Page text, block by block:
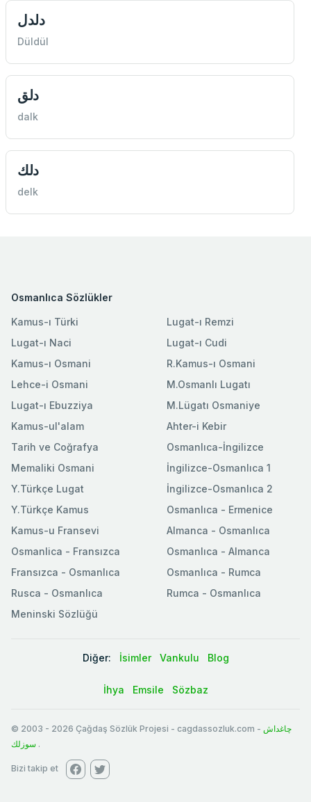
دلدل
Düldül
دلق
dalk
دلك
delk
Osmanlıca Sözlükler
Kamus-ı Türki
Lugat-ı Naci
Kamus-ı Osmani
Lehce-i Osmani
Lugat-ı Ebuzziya
Lugat-ı Remzi
Lugat-ı Cudi
R.Kamus-ı Osmani
M.Osmanlı Lugatı
M.Lügatı Osmaniye
Kamus-ul'alam
Tarih ve Coğrafya
Memaliki Osmani
Y.Türkçe Lugat
Y.Türkçe Kamus
Ahter-i Kebir
Osmanlıca-İngilizce
İngilizce-Osmanlıca 1
İngilizce-Osmanlıca 2
Osmanlıca - Ermenice
Kamus-u Fransevi
Osmanlica - Fransızca
Fransızca - Osmanlıca
Rusca - Osmanlıca
Meninski Sözlüğü
Almanca - Osmanlıca
Osmanlıca - Almanca
Osmanlıca - Rumca
Rumca - Osmanlıca
Diğer: İsimler Vankulu Blog
İhya Emsile Sözbaz
© 2003 - 2026 Çağdaş Sözlük Projesi - cagdassozluk.com - چاغداش
سوزلك .
Bizi takip et